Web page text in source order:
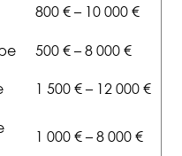
800 € – 10 000 €
500 € – 8 000 €
1 500 € – 12 000 €
1 000 € – 8 000 €